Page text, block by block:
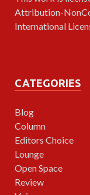
Attribution-
International
CATEGORIES
Blog
Column
Editors Choice
Lounge
Open Space
Review